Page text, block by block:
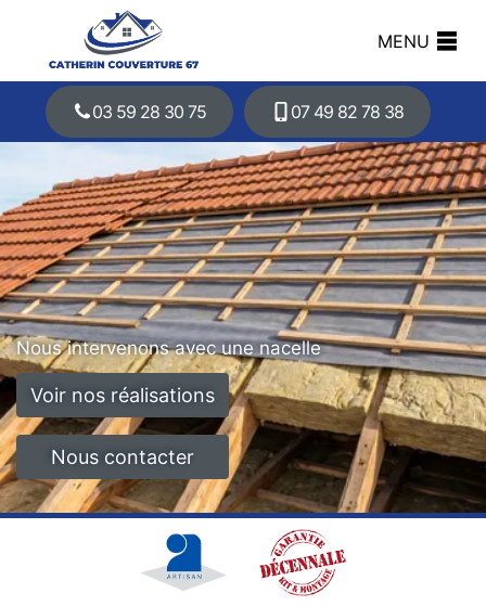
MENU
03 59 28 30 75 07 49 82 78 38
Nous intervenons avec une nacelle
Voir nos réalisations
Nous contacter